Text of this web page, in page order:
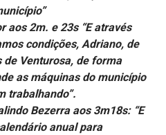
2m. e 23s “E através
condições, Adriano, de
de Venturosa, de forma
as máquinas do município
trabalhando”.
Bezerra aos 3m18s: “E
anual para